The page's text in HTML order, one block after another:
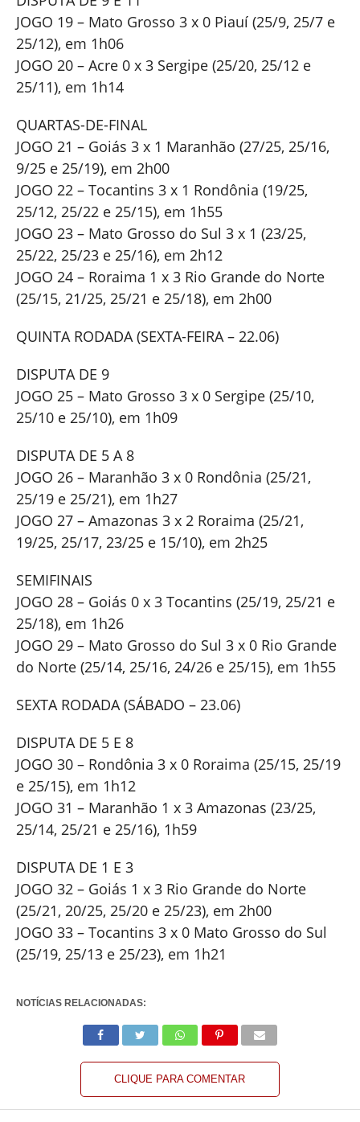
JOGO 19 – Mato Grosso 3 x 0 Piauí (25/9, 25/7 e
25/12), em 1h06
JOGO 20 – Acre 0 x 3 Sergipe (25/20, 25/12 e
25/11), em 1h14
QUARTAS-DE-FINAL
JOGO 21 – Goiás 3 x 1 Maranhão (27/25, 25/16,
9/25 e 25/19), em 2h00
JOGO 22 – Tocantins 3 x 1 Rondônia (19/25,
25/12, 25/22 e 25/15), em 1h55
JOGO 23 – Mato Grosso do Sul 3 x 1 (23/25,
25/22, 25/23 e 25/16), em 2h12
JOGO 24 – Roraima 1 x 3 Rio Grande do Norte
(25/15, 21/25, 25/21 e 25/18), em 2h00
QUINTA RODADA (SEXTA-FEIRA – 22.06)
DISPUTA DE 9
JOGO 25 – Mato Grosso 3 x 0 Sergipe (25/10,
25/10 e 25/10), em 1h09
DISPUTA DE 5 A 8
JOGO 26 – Maranhão 3 x 0 Rondônia (25/21,
25/19 e 25/21), em 1h27
JOGO 27 – Amazonas 3 x 2 Roraima (25/21,
19/25, 25/17, 23/25 e 15/10), em 2h25
SEMIFINAIS
JOGO 28 – Goiás 0 x 3 Tocantins (25/19, 25/21 e
25/18), em 1h26
JOGO 29 – Mato Grosso do Sul 3 x 0 Rio Grande
do Norte (25/14, 25/16, 24/26 e 25/15), em 1h55
SEXTA RODADA (SÁBADO – 23.06)
DISPUTA DE 5 E 8
JOGO 30 – Rondônia 3 x 0 Roraima (25/15, 25/19
e 25/15), em 1h12
JOGO 31 – Maranhão 1 x 3 Amazonas (23/25,
25/14, 25/21 e 25/16), 1h59
DISPUTA DE 1 E 3
JOGO 32 – Goiás 1 x 3 Rio Grande do Norte
(25/21, 20/25, 25/20 e 25/23), em 2h00
JOGO 33 – Tocantins 3 x 0 Mato Grosso do Sul
(25/19, 25/13 e 25/23), em 1h21
NOTÍCIAS RELACIONADAS:
CLIQUE PARA COMENTAR